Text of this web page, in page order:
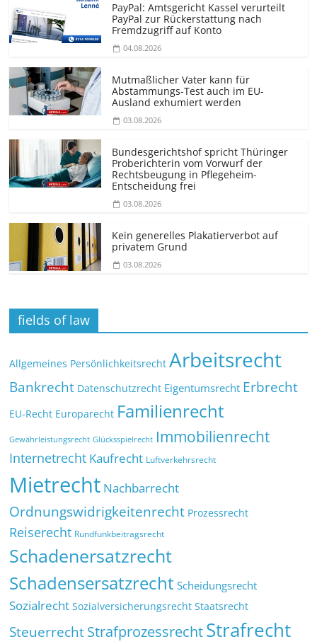
PayPal: Amtsgericht Kassel verurteilt
PayPal zur Rückerstattung nach
Fremdzugriff auf Konto
04.08.2026
Mutmaßlicher Vater kann für
Abstammungs-Test auch im EU-
Ausland exhumiert werden
03.08.2026
Bundesgerichtshof spricht Thüringer
Proberichterin vom Vorwurf der
Rechtsbeugung in Pflegeheim-
Entscheidung frei
03.08.2026
Kein generelles Plakatierverbot auf
privatem Grund
03.08.2026
fields of law
Allgemeines Persönlichkeitsrecht Arbeitsrecht
Bankrecht Datenschutzrecht Eigentumsrecht Erbrecht
EU-Recht Europarecht Familienrecht
Gewährleistungsrecht Glücksspielrecht Immobilienrecht
Internetrecht Kaufrecht Luftverkehrsrecht
Mietrecht Nachbarrecht
Ordnungswidrigkeitenrecht Prozessrecht
Reiserecht Rundfunkbeitragsrecht
Schadenersatzrecht
Schadensersatzrecht Scheidungsrecht
Sozialrecht Sozialversicherungsrecht Staatsrecht
SteuerrechtStrafprozessrechtStrafrecht